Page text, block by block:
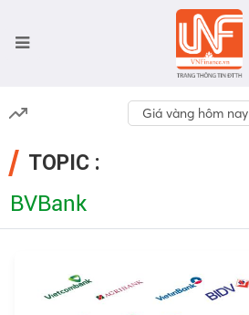
Giá vàng hôm nay
TOPIC :
BVBank